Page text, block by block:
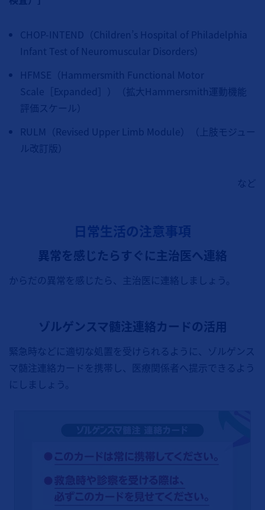
CHOP-INTEND（Children’s Hospital of Philadelphia
Infant Test of Neuromuscular Disorders）
HFMSE（Hammersmith Functional Motor
Scale［Expanded］）（拡大Hammersmith運動機能
評価スケール）
RULM（Revised Upper Limb Module）（上肢モジュー
ル改訂版）
など
日常生活の注意事項
異常を感じたらすぐに主治医へ連絡
からだの異常を感じたら、主治医に連絡しましょう。
ゾルゲンスマ髄注連絡カードの活用
緊急時などに適切な処置を受けられるように、ゾルゲンス
マ髄注連絡カードを携帯し、医療関係者へ提示できるよう
にしましょう。